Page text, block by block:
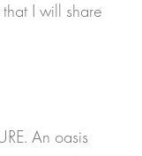
I will share
An oasis